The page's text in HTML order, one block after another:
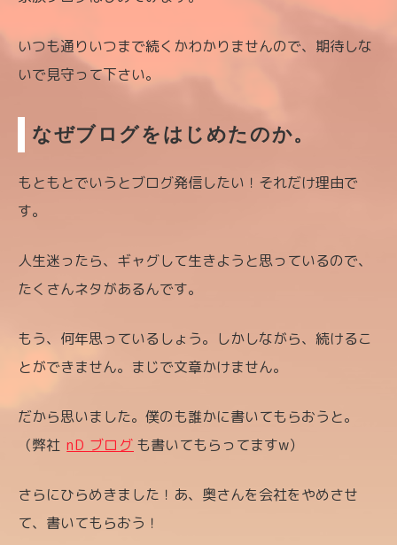
いつも通りいつまで続くかわかりませんので、期待しな
いで見守って下さい。
なぜブログをはじめたのか。
もともとでいうとブログ発信したい！それだけ理由で
す。
人生迷ったら、ギャグして生きようと思っているので、
たくさんネタがあるんです。
もう、何年思っているしょう。しかしながら、続けるこ
とができません。まじで文章かけません。
だから思いました。僕のも誰かに書いてもらおうと。
（弊社 nD ブログ も書いてもらってますw）
さらにひらめきました！あ、奥さんを会社をやめさせ
て、書いてもらおう！